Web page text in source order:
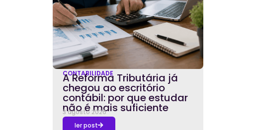
CONTABILIDADE
A Reforma Tributária já
chegou ao escritório
contábil: por que estudar
não é mais suficiente
3 agosto 2026
ler post